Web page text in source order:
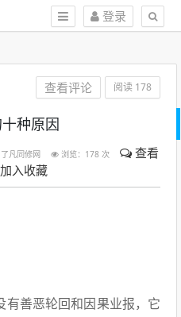
登录
种原因
凡同修网 浏览： 178 次
查看
入收藏
善恶轮回和因果业报，它
查看评论 阅读 178